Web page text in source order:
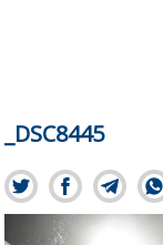
_DSC8445